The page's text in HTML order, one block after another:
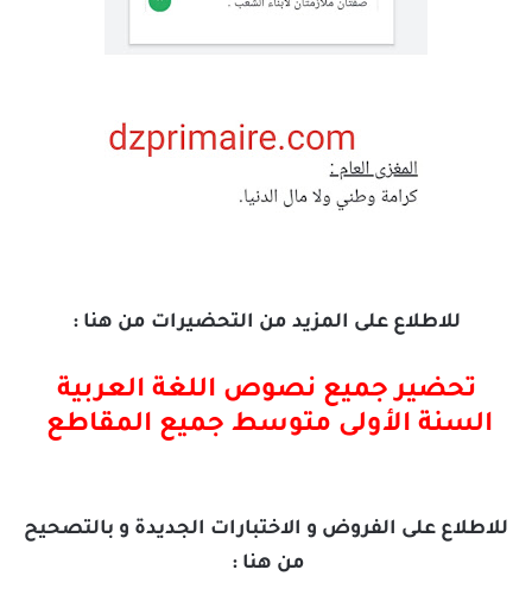
للاطلاع على المزيد من التحضيرات من هنا :
تحضير جميع نصوص اللغة العربية
السنة الأولى متوسط جميع المقاطع
للاطلاع على الفروض و الاختبارات الجديدة و بالتصحيح
من هنا :